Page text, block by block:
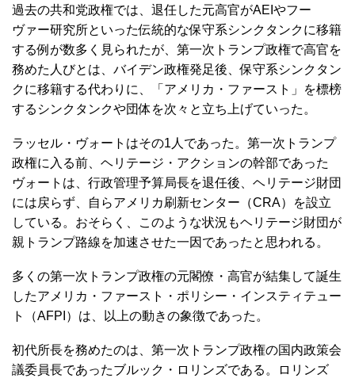
過去の共和党政権では、退任した元高官がAEIやフー
ヴァー研究所といった伝統的な保守系シンクタンクに移籍
する例が数多く見られたが、第一次トランプ政権で高官を
務めた人びとは、バイデン政権発足後、保守系シンクタン
クに移籍する代わりに、「アメリカ・ファースト」を標榜
するシンクタンクや団体を次々と立ち上げていった。
ラッセル・ヴォートはその1人であった。第一次トランプ
政権に入る前、ヘリテージ・アクションの幹部であった
ヴォートは、行政管理予算局長を退任後、ヘリテージ財団
には戻らず、自らアメリカ刷新センター（CRA）を設立
している。おそらく、このような状況もヘリテージ財団が
親トランプ路線を加速させた一因であったと思われる。
多くの第一次トランプ政権の元閣僚・高官が結集して誕生
したアメリカ・ファースト・ポリシー・インスティテュー
ト（AFPI）は、以上の動きの象徴であった。
初代所長を務めたのは、第一次トランプ政権の国内政策会
議委員長であったブルック・ロリンズである。ロリンズ